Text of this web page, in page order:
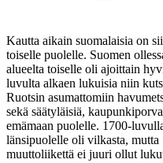
Kautta aikain suomalaisia on
toiselle puolelle. Suomen
alueelta toiselle oli ajoittain
luvulta alkaen lukuisia niin
Ruotsin asumattomiin
sekä säätyläisiä,
emämaan puolelle. 1700-
länsipuolelle oli vilkasta,
muuttoliikettä ei juuri ollut